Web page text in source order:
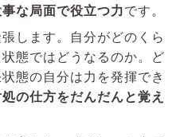
な局面で役立つ力です。
します。自分がどのくら
態ではどうなるのか。ど
態の自分は力を発揮でき
の仕方をだんだんと覚え